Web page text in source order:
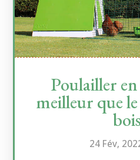
Poulailler
meilleur que
24 Fév,